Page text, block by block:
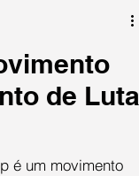
de Luta